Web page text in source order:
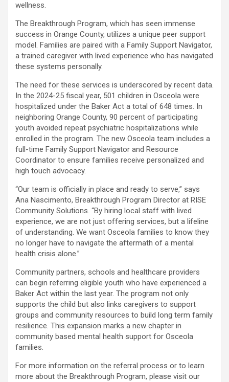
wellness.
The Breakthrough Program, which has seen immense
success in Orange County, utilizes a unique peer support
model. Families are paired with a Family Support Navigator,
a trained caregiver with lived experience who has navigated
these systems personally.
The need for these services is underscored by recent data.
In the 2024-25 fiscal year, 501 children in Osceola were
hospitalized under the Baker Act a total of 648 times. In
neighboring Orange County, 90 percent of participating
youth avoided repeat psychiatric hospitalizations while
enrolled in the program. The new Osceola team includes a
full-time Family Support Navigator and Resource
Coordinator to ensure families receive personalized and
high touch advocacy.
“Our team is officially in place and ready to serve,” says
Ana Nascimento, Breakthrough Program Director at RISE
Community Solutions. “By hiring local staff with lived
experience, we are not just offering services, but a lifeline
of understanding. We want Osceola families to know they
no longer have to navigate the aftermath of a mental
health crisis alone.”
Community partners, schools and healthcare providers
can begin referring eligible youth who have experienced a
Baker Act within the last year. The program not only
supports the child but also links caregivers to support
groups and community resources to build long term family
resilience. This expansion marks a new chapter in
community based mental health support for Osceola
families.
For more information on the referral process or to learn
more about the Breakthrough Program, please visit our